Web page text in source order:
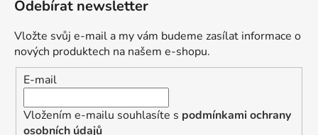
Odebírat newsletter
Vložte svůj e-mail a my vám budeme zasílat informace o
nových produktech na našem e-shopu.
E-mail
Vložením e-mailu souhlasíte s podmínkami ochrany
osobních údajů